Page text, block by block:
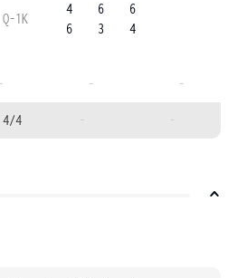
Q-1K
4
6
6
3
6
4
- - -
4/4 - -